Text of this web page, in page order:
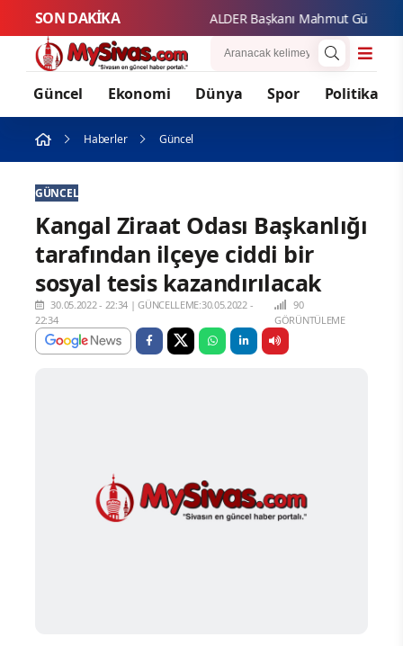
SON DAKİKA ALDER Başkanı Mahmut Güzel'den
Güncel Ekonomi Dünya Spor Politika
Haberler Güncel
GÜNCEL
Kangal Ziraat Odası Başkanlığı
tarafından ilçeye ciddi bir
sosyal tesis kazandırılacak
30.05.2022 - 22:34 |GÜNCELLEME:30.05.2022 -
22:34
90
GÖRÜNTÜLEME